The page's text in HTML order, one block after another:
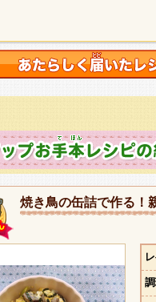
焼き鳥の缶詰で作る！